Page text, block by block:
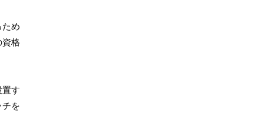
ため
資格
置す
チを